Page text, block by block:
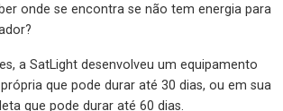
onde se encontra se não tem energia para
a SatLight desenvolveu um equipamento
que pode durar até 30 dias, ou em sua
que pode durar até 60 dias.